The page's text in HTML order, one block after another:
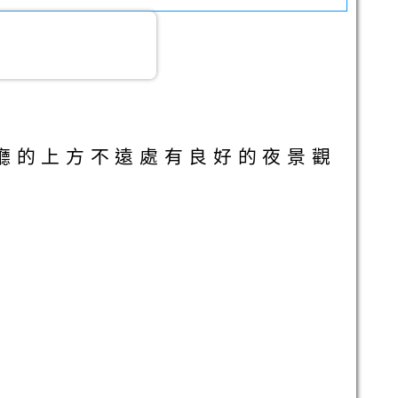
的上方不遠處有良好的夜景觀